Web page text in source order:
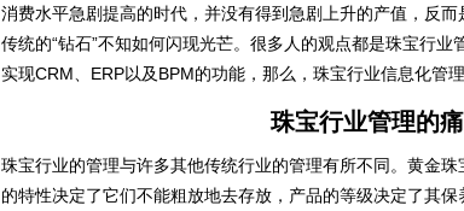
消费水平急剧提高的时代，并没有得到急剧上升的产值，反
传统的“钻石”不知如何闪现光芒。很多人的观点都是珠宝行
实现CRM、ERP以及BPM的功能，那么，珠宝行业信息化管
珠宝行业管理的
珠宝行业的管理与许多其他传统行业的管理有所不同。黄金
的特性决定了它们不能粗放地去存放，产品的等级决定了其